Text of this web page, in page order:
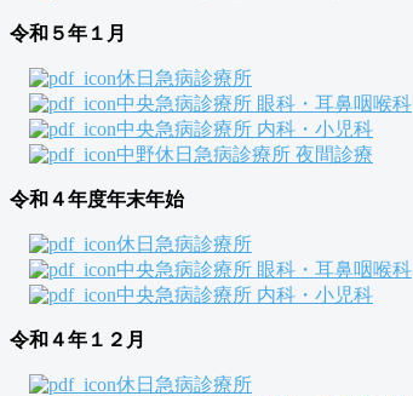
令和５年１月
休日急病診療所
中央急病診療所 眼科・耳鼻咽喉科
中央急病診療所 内科・小児科
中野休日急病診療所 夜間診療
令和４年度年末年始
休日急病診療所
中央急病診療所 眼科・耳鼻咽喉科
中央急病診療所 内科・小児科
令和４年１２月
休日急病診療所